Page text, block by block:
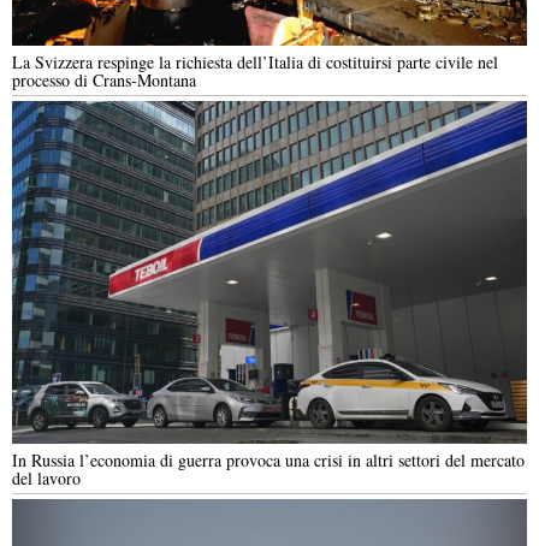
La Svizzera respinge la richiesta dell’Italia di costituirsi parte civile nel
processo di Crans-Montana
In Russia l’economia di guerra provoca una crisi in altri settori del mercato
del lavoro